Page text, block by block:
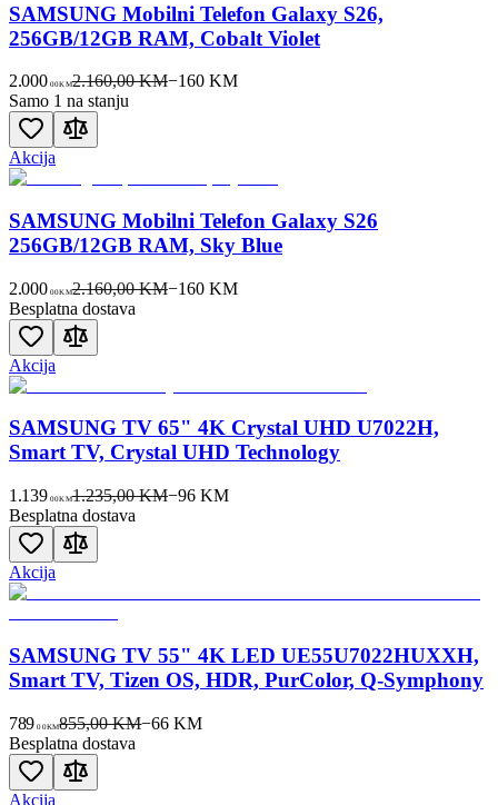
SAMSUNG Mobilni Telefon Galaxy S26,
256GB/12GB RAM, Cobalt Violet
2.000 00KM2.160,00 KM−160KM
Samo 1 na stanju
Akcija
SAMSUNG Mobilni Telefon Galaxy S26
256GB/12GB RAM, Sky Blue
2.000 00KM2.160,00 KM−160KM
Besplatna dostava
Akcija
SAMSUNG TV 65" 4K Crystal UHD U7022H,
Smart TV, Crystal UHD Technology
1.139 00KM1.235,00 KM−96KM
Besplatna dostava
Akcija
SAMSUNG TV 55" 4K LED UE55U7022HUXXH,
Smart TV, Tizen OS, HDR, PurColor, Q-Symphony
789 00KM855,00 KM−66 KM
Besplatna dostava
Akcija